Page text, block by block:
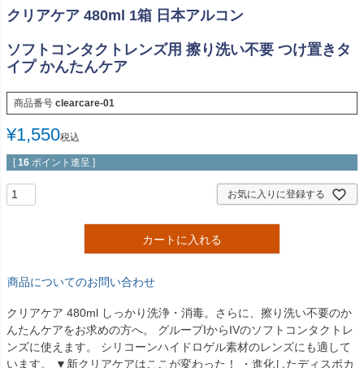
クリアケア 480ml 1箱 日本アルコン
ソフトコンタクトレンズ用 擦り洗い不要 つけ置きタ
イプ かんたんケア
商品番号 clearcare-01
¥1,550税込
[ 16 ポイント進呈 ]
お気に入りに登録する
カートに入れる
商品についてのお問い合わせ
クリアケア 480ml しっかり洗浄・消毒。さらに、擦り洗い不要のか
んたんケアをお求めの方へ。 グループIからIVのソフトコンタクトレ
ンズに使えます。 シリコーンハイドロゲル素材のレンズにも適して
います。 ▼新クリアケアはここが変わった！ ・進化したディスポカ